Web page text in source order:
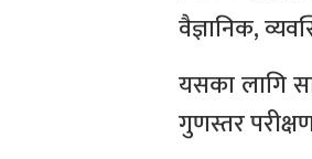
वैज्ञानिक,
यसका लागि
गुणस्तर